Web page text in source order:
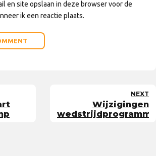
en site opslaan in deze browser voor de
ik een reactie plaats.
NEXT
Wijzigingen
wedstrijdprogramma